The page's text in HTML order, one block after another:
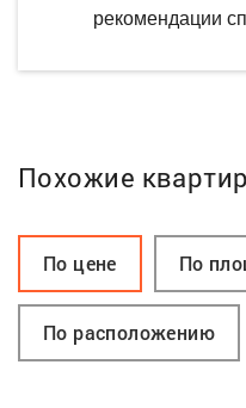
рекомендации
Похожие
По цене По
По расположению